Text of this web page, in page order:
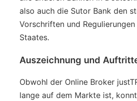
also auch die Sutor Bank den
Vorschriften und
Staates.
Auszeichnung und
Obwohl der Online Broker
lange auf dem Markte ist,